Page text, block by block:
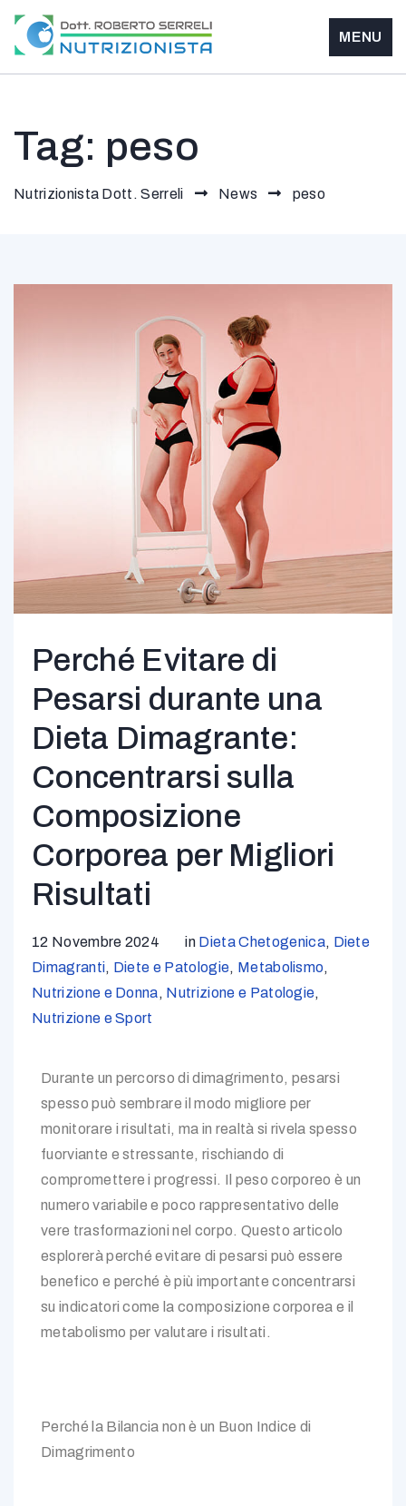
Nutrizionista
Dott. Serreli
MENU
Tag: peso
Nutrizionista Dott. Serreli News peso
Perché Evitare di
Pesarsi durante una
Dieta Dimagrante:
Concentrarsi sulla
Composizione
Corporea per Migliori
Risultati
12 Novembre 2024 in Dieta Chetogenica, Diete
Dimagranti, Diete e Patologie, Metabolismo,
Nutrizione e Donna, Nutrizione e Patologie,
Nutrizione e Sport
Durante un percorso di dimagrimento, pesarsi
spesso può sembrare il modo migliore per
monitorare i risultati, ma in realtà si rivela spesso
fuorviante e stressante, rischiando di
compromettere i progressi. Il peso corporeo è un
numero variabile e poco rappresentativo delle
vere trasformazioni nel corpo. Questo articolo
esplorerà perché evitare di pesarsi può essere
benefico e perché è più importante concentrarsi
su indicatori come la composizione corporea e il
metabolismo per valutare i risultati.
Perché la Bilancia non è un Buon Indice di
Dimagrimento